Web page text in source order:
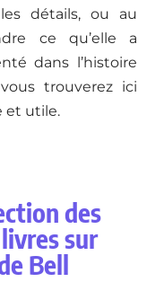
détails, ou au
ce qu’elle a
dans l’histoire
trouverez ici
et utile.
des
sur
Bell